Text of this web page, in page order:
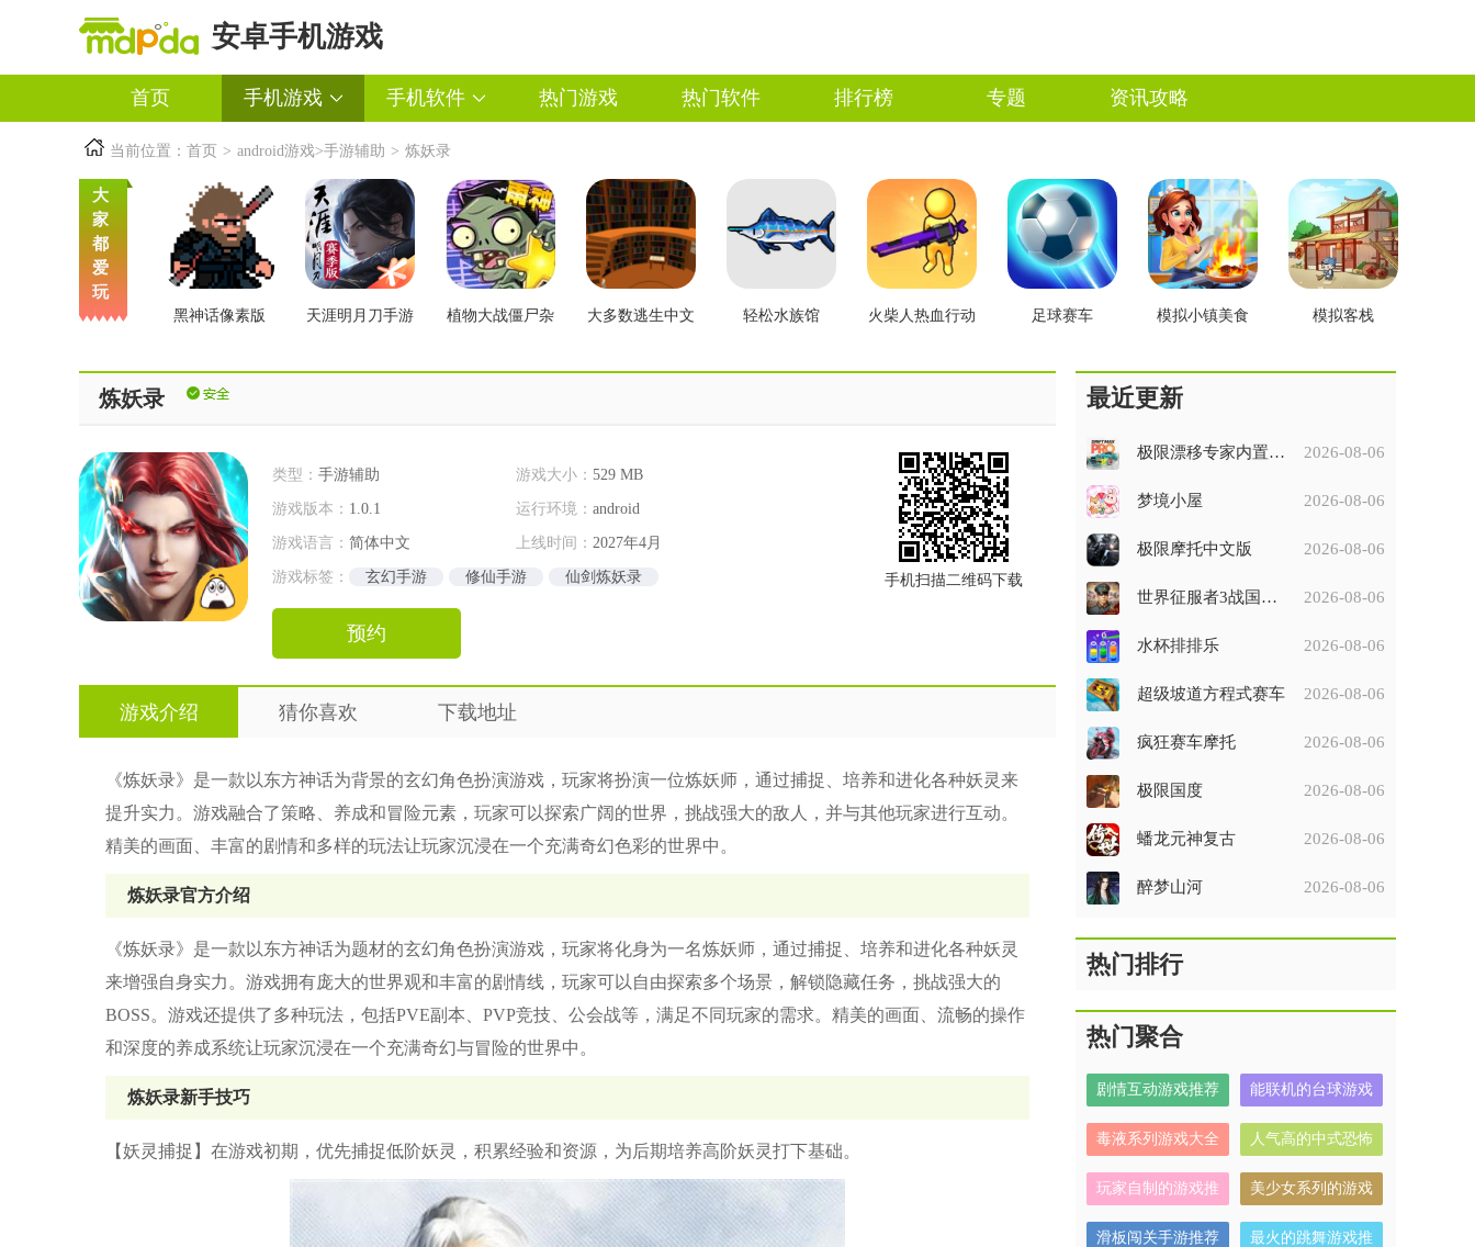
安卓手机游戏
首页 手机游戏 手机软件 热门游戏 热门软件 排行榜 专题 资讯攻略
当前位置： 首页 > android游戏>手游辅助 > 炼妖录
大
家
都
爱
玩
黑神话像素版 天涯明月刀手游 植物大战僵尸杂 大多数逃生中文 轻松水族馆 火柴人热血行动 足球赛车 模拟小镇美食 模拟客栈
炼妖录
类型： 手游辅助 游戏大小： 529 MB
游戏版本： 1.0.1 运行环境： android
游戏语言： 简体中文 上线时间： 2027年4月
游戏标签： 玄幻手游 修仙手游 仙剑炼妖录
预约
手机扫描二维码下载
游戏介绍 猜你喜欢 下载地址
《炼妖录》是一款以东方神话为背景的玄幻角色扮演游戏，玩家将扮演一位炼妖师，通过捕捉、培养和进化各种妖灵来
提升实力。游戏融合了策略、养成和冒险元素，玩家可以探索广阔的世界，挑战强大的敌人，并与其他玩家进行互动。
精美的画面、丰富的剧情和多样的玩法让玩家沉浸在一个充满奇幻色彩的世界中。
炼妖录官方介绍
《炼妖录》是一款以东方神话为题材的玄幻角色扮演游戏，玩家将化身为一名炼妖师，通过捕捉、培养和进化各种妖灵
来增强自身实力。游戏拥有庞大的世界观和丰富的剧情线，玩家可以自由探索多个场景，解锁隐藏任务，挑战强大的
BOSS。游戏还提供了多种玩法，包括PVE副本、PVP竞技、公会战等，满足不同玩家的需求。精美的画面、流畅的操作
和深度的养成系统让玩家沉浸在一个充满奇幻与冒险的世界中。
炼妖录新手技巧
【妖灵捕捉】在游戏初期，优先捕捉低阶妖灵，积累经验和资源，为后期培养高阶妖灵打下基础。
最近更新
极限漂移专家内置菜单版 2026-08-06
梦境小屋 2026-08-06
极限摩托中文版 2026-08-06
世界征服者3战国征服者七雄争霸破解版 2026-08-06
水杯排排乐 2026-08-06
超级坡道方程式赛车 2026-08-06
疯狂赛车摩托 2026-08-06
极限国度 2026-08-06
蟠龙元神复古 2026-08-06
醉梦山河 2026-08-06
热门排行
热门聚合
剧情互动游戏推荐 能联机的台球游戏
毒液系列游戏大全
人气高的中式恐怖
解谜游戏有哪些
玩家自制的游戏推
荐
美少女系列的游戏
有哪些
滑板闯关手游推荐
最火的跳舞游戏推